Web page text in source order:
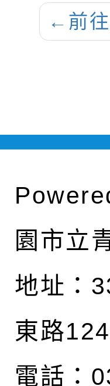
← 前
園市立
地址：
東路
電話：